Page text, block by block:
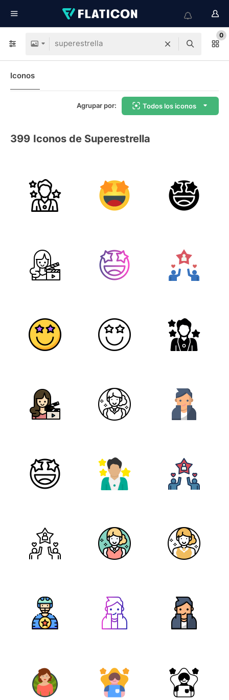
0
Iconos
Agrupar por: Todos los iconos
399 Iconos de Superestrella